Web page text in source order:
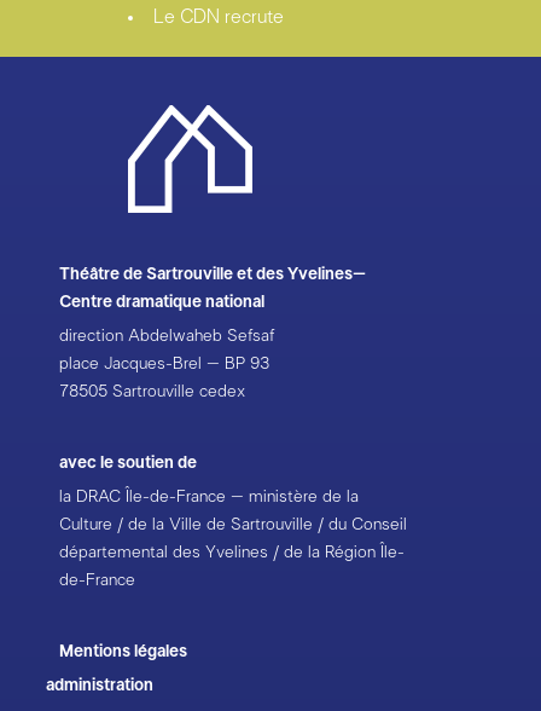
Le CDN recrute
Théâtre de Sartrouville et des Yvelines–
Centre dramatique national
direction Abdelwaheb Sefsaf
place Jacques-Brel – BP 93
78505 Sartrouville cedex
avec le soutien de
la DRAC Île-de-France – ministère de la
Culture / de la Ville de Sartrouville / du Conseil
départemental des Yvelines / de la Région Île-
de-France
Mentions légales
administration